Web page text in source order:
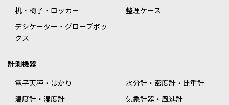
机・椅子・ロッカー
整理ケース
デシケーター・グローブボッ
クス
計測機器
電子天秤・はかり
水分計・密度計・比重計
温度計・湿度計
気象計器・風速計